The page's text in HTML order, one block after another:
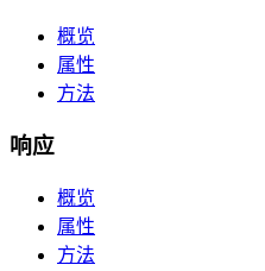
概览
属性
方法
响应
概览
属性
方法